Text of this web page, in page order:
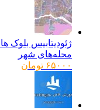
محله‌های شهر
۶۵۰۰۰ تومان